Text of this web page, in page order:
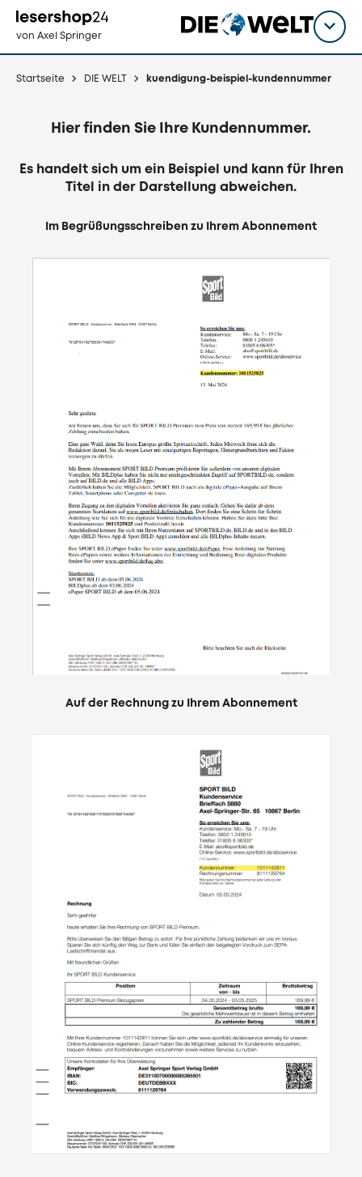
zum
Inhalt
von Axel Springer
Titel
Startseite DIE WELT kuendigung-beispiel-kundennummer
Hier finden Sie Ihre Kundennummer.
Es handelt sich um ein Beispiel und kann für Ihren
Titel in der Darstellung abweichen.
Im Begrüßungsschreiben zu Ihrem Abonnement
Auf der Rechnung zu Ihrem Abonnement